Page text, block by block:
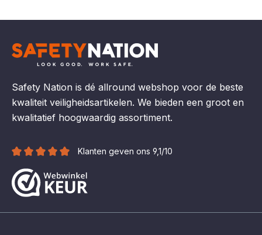
Safety Nation is dé allround webshop voor de beste
kwaliteit veiligheidsartikelen. We bieden een groot en
kwalitatief hoogwaardig assortiment.
Klanten geven ons 9,1/10